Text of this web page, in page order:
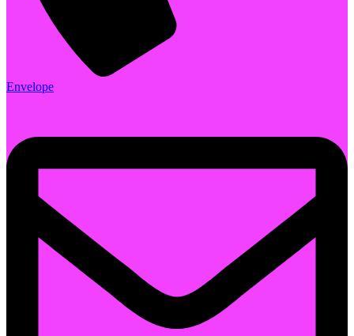
Envelope